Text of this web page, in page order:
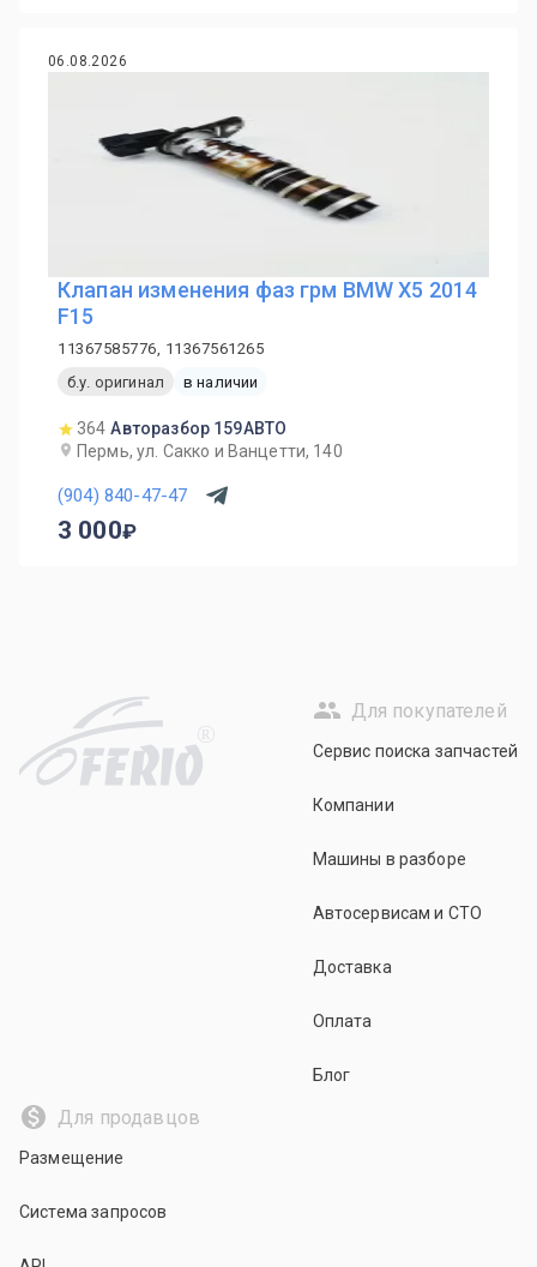
06.08.2026
Клапан изменения фаз грм BMW X5 2014
F15
11367585776, 11367561265
б.у. оригинал
в наличии
364 Авторазбор 159АВТО
Пермь, ул. Сакко и Ванцетти, 140
(904) 840-47-47
3 000
R
Для покупателей
Сервис поиска запчастей
Компании
Машины в разборе
Автосервисам и СТО
Доставка
Оплата
Блог
Для продавцов
Размещение
Система запросов